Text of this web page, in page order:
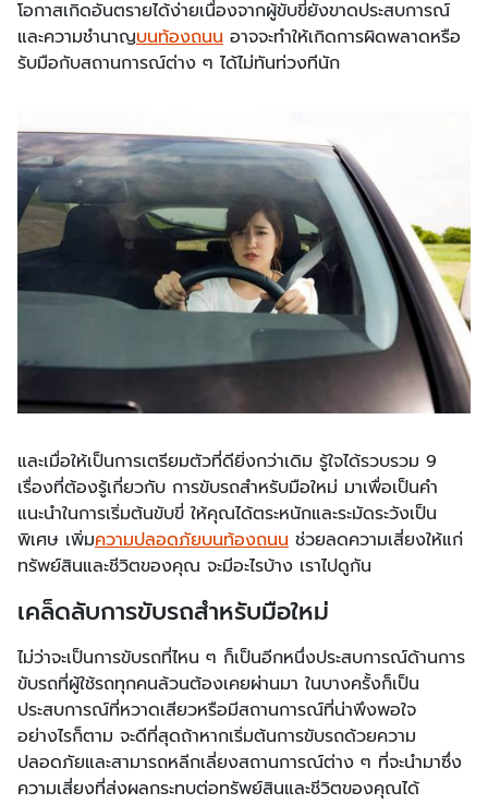
โอกาสเกิดอันตรายได้ง่ายเนื่องจากผู้ขับขี่ยังขาดประสบการณ์
และความชำนาญบนท้องถนน อาจจะทำให้เกิดการผิดพลาดหรือ
รับมือกับสถานการณ์ต่าง ๆ ได้ไม่ทันท่วงทีนัก
และเมื่อให้เป็นการเตรียมตัวที่ดียิ่งกว่าเดิม รู้ใจได้รวบรวม 9
เรื่องที่ต้องรู้เกี่ยวกับ การขับรถสำหรับมือใหม่ มาเพื่อเป็นคำ
แนะนำในการเริ่มต้นขับขี่ ให้คุณได้ตระหนักและระมัดระวังเป็น
พิเศษ เพิ่มความปลอดภัยบนท้องถนน ช่วยลดความเสี่ยงให้แก่
ทรัพย์สินและชีวิตของคุณ จะมีอะไรบ้าง เราไปดูกัน
เคล็ดลับการขับรถสำหรับมือใหม่
ไม่ว่าจะเป็นการขับรถที่ไหน ๆ ก็เป็นอีกหนึ่งประสบการณ์ด้านการ
ขับรถที่ผู้ใช้รถทุกคนล้วนต้องเคยผ่านมา ในบางครั้งก็เป็น
ประสบการณ์ที่หวาดเสียวหรือมีสถานการณ์ที่น่าพึงพอใจ
อย่างไรก็ตาม จะดีที่สุดถ้าหากเริ่มต้นการขับรถด้วยความ
ปลอดภัยและสามารถหลีกเลี่ยงสถานการณ์ต่าง ๆ ที่จะนำมาซึ่ง
ความเสี่ยงที่ส่งผลกระทบต่อทรัพย์สินและชีวิตของคุณได้